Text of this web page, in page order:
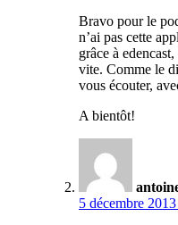
Bravo pour le
n’ai pas cette
grâce à
vite. Comme le
vous écouter,
A bientôt!
5 décembre